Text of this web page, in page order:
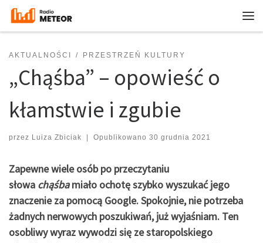
Przejdź do treści
AKTUALNOŚCI PRZESTRZEŃ KULTURY
„Chąśba” – opowieść o
kłamstwie i zgubie
przez Luiza Zbiciak Opublikowano 30 grudnia 2021
Zapewne wiele osób po przeczytaniu
słowa chąśbamiało ochotę szybko wyszukać jego
znaczenie za pomocą Google. Spokojnie, nie potrzeba
żadnych nerwowych poszukiwań, już wyjaśniam. Ten
osobliwy wyraz wywodzi się ze staropolskiego